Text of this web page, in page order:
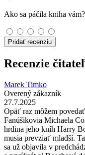
Ako sa páčila kniha vám?
Pridať recenziu
Recenzie
Marek Timko
Overený zákazník
27.7.2025
Opäť raz môžem
Fanúšikovia Michaela
hrdina jeho kníh Harry
musia prevziať mladší.
sa už objavila v